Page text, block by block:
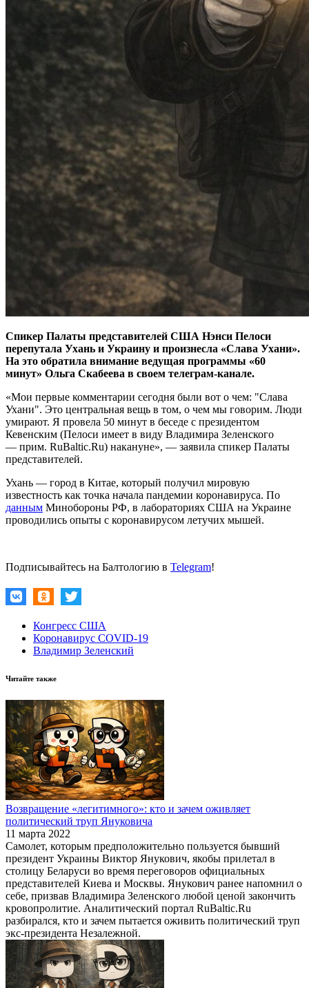
Спикер Палаты представителей США Нэнси Пелоси
перепутала Ухань и Украину и произнесла «Слава Ухани».
На это обратила внимание ведущая программы «60
минут» Ольга Скабеева в своем телеграм-канале.
«Мои первые комментарии сегодня были вот о чем: "Слава
Ухани". Это центральная вещь в том, о чем мы говорим. Люди
умирают. Я провела 50 минут в беседе с президентом
Кевенским (Пелоси имеет в виду Владимира Зеленского
— прим. RuBaltic.Ru) накануне», — заявила спикер Палаты
представителей.
Ухань — город в Китае, который получил мировую
известность как точка начала пандемии коронавируса. По
данным Минобороны РФ, в лабораториях США на Украине
проводились опыты с коронавирусом летучих мышей.
Подписывайтесь на Балтологию в Telegram!
Конгресс США
Коронавирус COVID-19
Владимир Зеленский
Читайте также
Возвращение «легитимного»: кто и зачем оживляет
политический труп Януковича
11 марта 2022
Самолет, которым предположительно пользуется бывший
президент Украины Виктор Янукович, якобы прилетал в
столицу Беларуси во время переговоров официальных
представителей Киева и Москвы. Янукович ранее напомнил о
себе, призвав Владимира Зеленского любой ценой закончить
кровопролитие. Аналитический портал RuBaltic.Ru
разбирался, кто и зачем пытается оживить политический труп
экс-президента Незалежной.